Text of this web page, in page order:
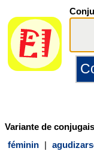
Variante de
féminin |